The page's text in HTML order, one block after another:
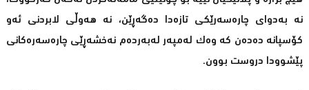
نە بەدوای چارەسەرێكی تازەدا دەگەڕێن، نە هەوڵی لابردنی ئەو
كۆسپانە دەدەن كە وەك لەمپەر لەبەردەم نەخشەڕێی چارەسەرەكانی
پێشوودا دروست بوون.